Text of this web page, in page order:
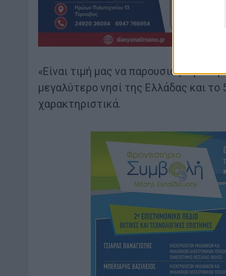
«Είναι τιμή μας να παρουσιάζουμε
μεγαλύτερο νησί της Ελλάδας και
χαρακτηριστικά.